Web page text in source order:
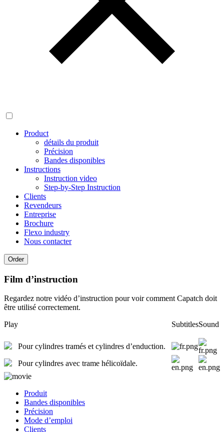
Product
détails du produit
Précision
Bandes disponibles
Instructions
Instruction video
Step-by-Step Instruction
Clients
Revendeurs
Entreprise
Brochure
Flexo industry
Nous contacter
Order
Film d’instruction
Regardez notre vidéo d’instruction pour voir comment Capatch doit
être utilisé correctement.
Play
SubtitlesSound
Pour cylindres tramés et cylindres d’enduction.
Pour cylindres avec trame hélicoïdale.
Produit
Bandes disponibles
Précision
Mode d’emploi
Clients